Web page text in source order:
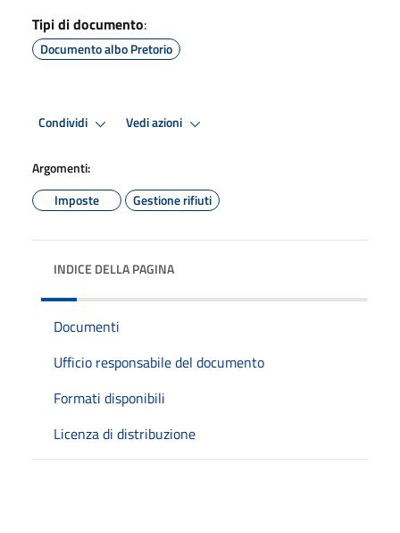
Tipi di documento:
Documento albo Pretorio
Condividi Vedi azioni
Argomenti:
Imposte
Gestione rifiuti
INDICE DELLA PAGINA
Documenti
Ufficio responsabile del documento
Formati disponibili
Licenza di distribuzione